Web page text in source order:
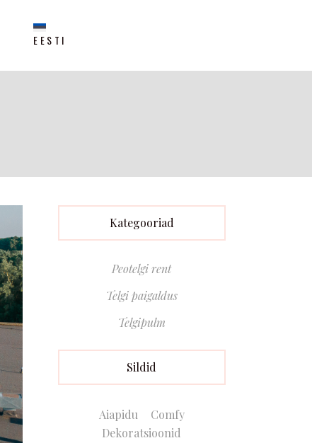
EESTI
Kategooriad
Peotelgi rent
Telgi paigaldus
Telgipulm
Sildid
Aiapidu
Comfy
Dekoratsioonid